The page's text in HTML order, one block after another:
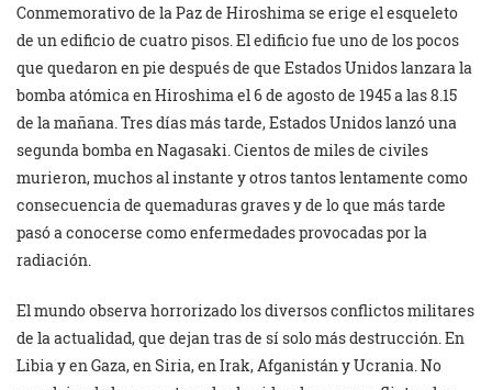
Conmemorativo de la Paz de Hiroshima se erige el esqueleto
de un edificio de cuatro pisos. El edificio fue uno de los pocos
que quedaron en pie después de que Estados Unidos lanzara la
bomba atómica en Hiroshima el 6 de agosto de 1945 a las 8.15
de la mañana. Tres días más tarde, Estados Unidos lanzó una
segunda bomba en Nagasaki. Cientos de miles de civiles
murieron, muchos al instante y otros tantos lentamente como
consecuencia de quemaduras graves y de lo que más tarde
pasó a conocerse como enfermedades provocadas por la
radiación.
El mundo observa horrorizado los diversos conflictos militares
de la actualidad, que dejan tras de sí solo más destrucción. En
Libia y en Gaza, en Siria, en Irak, Afganistán y Ucrania. No